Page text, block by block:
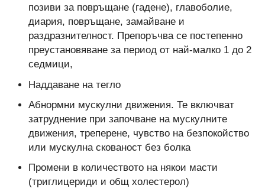
позиви за повръщане (гадене), главоболие,
диария, повръщане, замайване и
раздразнителност. Препоръчва се постепенно
преустановяване за период от най-малко 1 до 2
седмици,
Наддаване на тегло
Абнормни мускулни движения. Те включват
затруднение при започване на мускулните
движения, треперене, чувство на безпокойство
или мускулна скованост без болка
Промени в количеството на някои масти
(триглицериди и общ холестерол)